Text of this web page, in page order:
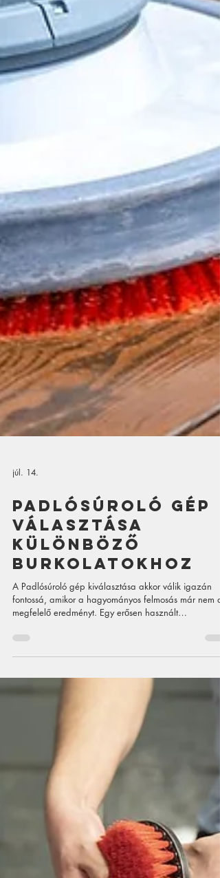
júl. 14.
Padlósúroló gép
választása
különböző
burkolatokhoz
A Padlósúroló gép kiválasztása akkor válik igazán
fontossá, amikor a hagyományos felmosás már nem
megfelelő eredményt. Egy erősen használt
üzlethelyiség, műhely, raktár, társasházi folyosó,
garázs, konyha, iroda vagy ipari padló tisztítása
sokszor jóval nagyobb feladat, mint amilyennek elsőre
tűnik. A burkolatok felületén megtapadhat a por, a
az olajos lerakódás, a cipőnyom, a sár, a vízkő, a
tisztítószer-maradvány és sok olyan szennyeződés,
amelyet kézi módszerrel c